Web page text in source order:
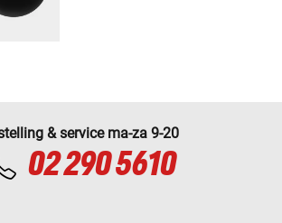
& service ma-za 9-20
02 290 5610